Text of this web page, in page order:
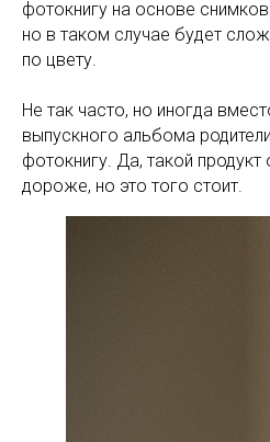
фотокнигу на основе
но в таком случае будет
по цвету.
Не так часто, но иногда
выпускного альбома
фотокнигу. Да, такой
дороже, но это того стоит.